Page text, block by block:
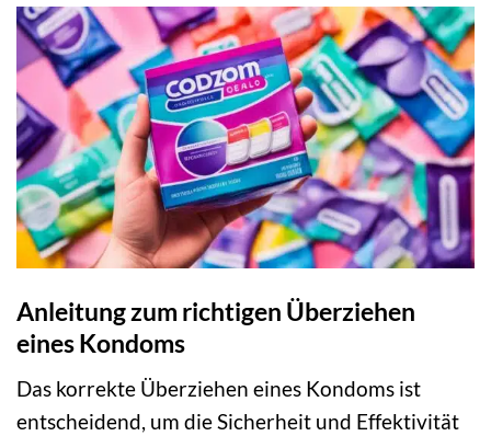
Anleitung zum richtigen Überziehen
eines Kondoms
Das korrekte Überziehen eines Kondoms ist
entscheidend, um die Sicherheit und Effektivität